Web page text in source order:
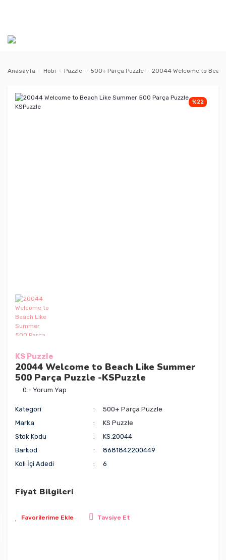
Anasayfa Hobi Puzzle 500+ Parça Puzzle 20044 Welcome to
%22
KS Puzzle
20044 Welcome to Beach Like Summer
500 Parça Puzzle -KSPuzzle
0 - Yorum Yap
Kategori
500+ Parça Puzzle
Marka
KS Puzzle
Stok Kodu
KS.20044
Barkod
8681842200449
Koli İçi Adedi
6
Fiyat Bilgileri
Tavsiye Et